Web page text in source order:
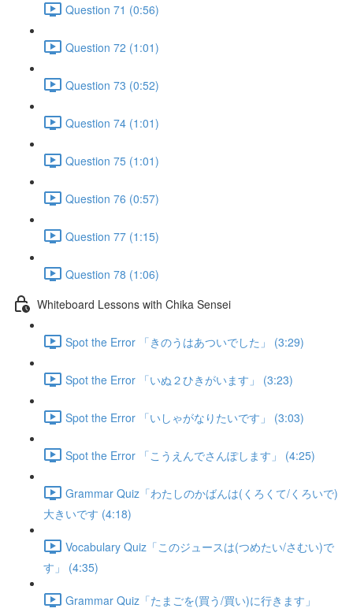
Question 71 (0:56)
Question 72 (1:01)
Question 73 (0:52)
Question 74 (1:01)
Question 75 (1:01)
Question 76 (0:57)
Question 77 (1:15)
Question 78 (1:06)
Whiteboard Lessons with Chika Sensei
Spot the Error 「きのうはあついでした」 (3:29)
Spot the Error 「いぬ２ひきがいます」 (3:23)
Spot the Error 「いしゃがなりたいです」 (3:03)
Spot the Error 「こうえんでさんぽします」 (4:25)
Grammar Quiz「わたしのかばんは(くろくて/くろいで)
大きいです (4:18)
Vocabulary Quiz「このジュースは(つめたい/さむい)で
す」 (4:35)
Grammar Quiz「たまごを(買う/買い)に行きます」